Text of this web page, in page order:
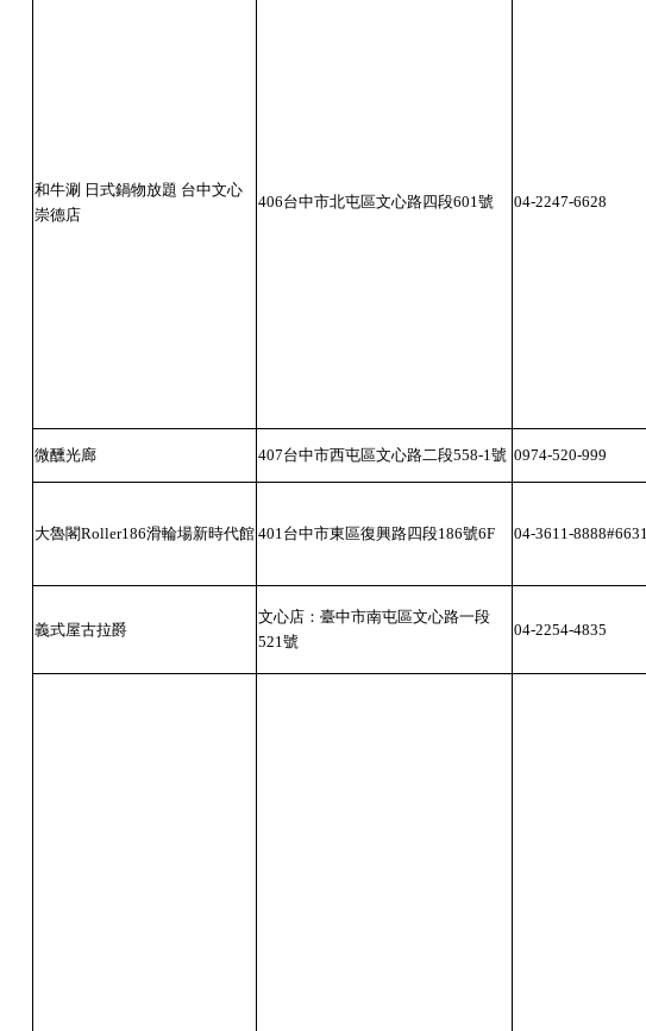
和牛涮 日式鍋物放題 台中文心
崇德店
406台中市北屯區文心路四段601號 04-2247-6628
微醺光廊 407台中市西屯區文心路二段558-1號 0974-520-999
大魯閣Roller186滑輪場新時代館 401台中市東區復興路四段186號6F 04-3611-8888#6631
義式屋古拉爵
文心店：臺中市南屯區文心路一段
521號
04-2254-4835